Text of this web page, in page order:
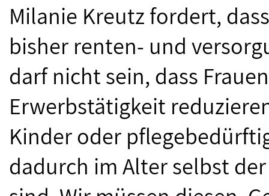
Milanie Kreutz fordert,
bisher renten- und
darf nicht sein, dass
Erwerbstätigkeit
Kinder oder
dadurch im Alter selbst